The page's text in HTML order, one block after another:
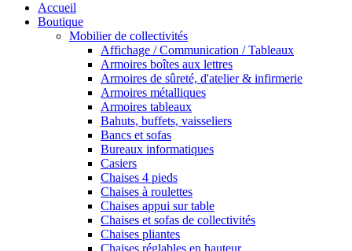
Accueil
Boutique
Mobilier de collectivités
Affichage / Communication / Tableaux
Armoires boîtes aux lettres
Armoires de sûreté, d'atelier & infirmerie
Armoires métalliques
Armoires tableaux
Bahuts, buffets, vaisseliers
Bancs et sofas
Bureaux informatiques
Casiers
Chaises 4 pieds
Chaises à roulettes
Chaises appui sur table
Chaises et sofas de collectivités
Chaises pliantes
Chaises réglables en hauteur